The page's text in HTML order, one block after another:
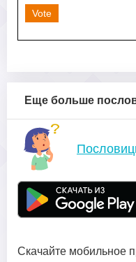
Vote
Еще больше
Скачайте мобильное